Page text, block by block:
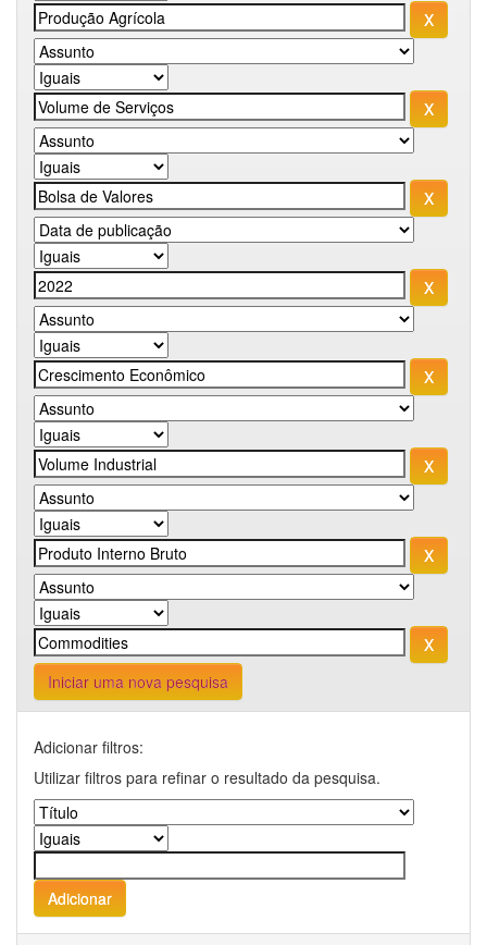
Iniciar uma nova pesquisa
Adicionar filtros:
Utilizar filtros para refinar o resultado da pesquisa.